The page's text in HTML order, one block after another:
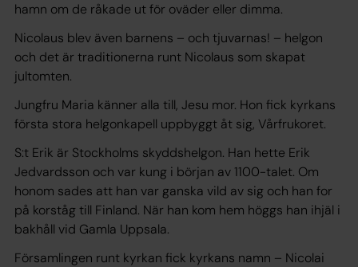
hamn om de råkade ut för oväder eller dimma.
Nicolaus blev även barnens – och tjuvarnas! – helgon
och det är traditionerna runt Nicolaus som skapat
jultomten.
Jungfru Maria känner alla till, Jesu mor. Hon fick kyrkans
första stora helgonkapell uppbyggt åt sig, Vårfrukoret.
S:t Erik är Stockholms skyddshelgon. Han hette Erik
Jedvardsson och var kung i början av 1100-talet. Om
honom sades att han var ganska vild av sig och han for
på korståg till Finland. När han kom hem höggs han ihjäl i
bakhåll vid Gamla Uppsala.
Församlingen runt kyrkan fick kyrkans namn – Nicolai